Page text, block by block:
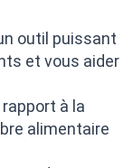
outil puissant
et vous aider
à la
alimentaire